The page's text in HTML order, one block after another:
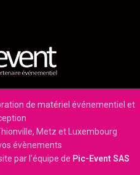
de matériel événementiel et
Metz et Luxembourg
évènements
par l'équipe de Pic-Event SAS